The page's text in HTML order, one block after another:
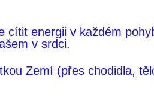
cítit energii v každém
v srdci.
Zemí (přes chodidla,